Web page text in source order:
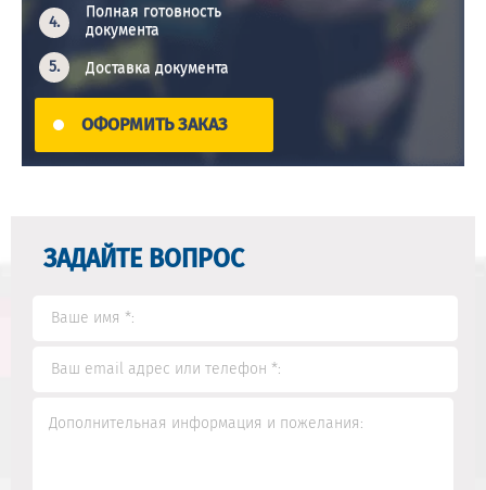
Полная готовность
документа
Доставка документа
ОФОРМИТЬ ЗАКАЗ
ЗАДАЙТЕ ВОПРОС